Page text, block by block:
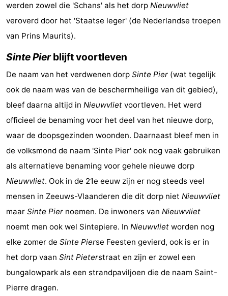
Zwinhoeve
Last
&
doen
Bezienswaardigheden
-
Musea
-
Monumenten
-
Molens
-
Uitkijkpunten
Attracties
-
Rondvaarten
-
Speeltuinen
-
werden zowel die 'Schans' als het dorp Nieuwvliet
veroverd door het 'Staatse leger' (de Nederlandse troepen
van Prins Maurits).
Sinte Pierblijft voortleven
De naam van het verdwenen dorp Sinte Pier (wat tegelijk
ook de naam was van de beschermheilige van dit gebied),
bleef daarna altijd in Nieuwvliet voortleven. Het werd
officieel de benaming voor het deel van het nieuwe dorp,
waar de doopsgezinden woonden. Daarnaast bleef men in
de volksmond de naam 'Sinte Pier' ook nog vaak gebruiken
als alternatieve benaming voor gehele nieuwe dorp
Nieuwvliet. Ook in de 21e eeuw zijn er nog steeds veel
mensen in Zeeuws-Vlaanderen die dit dorp niet Nieuwvliet
maar Sinte Pier noemen. De inwoners van Nieuwvliet
noemt men ook wel Sintepiere. In Nieuwvliet worden nog
elke zomer de Sinte Pierse Feesten gevierd, ook is er in
het dorp vaan Sint Pieterstraat en zijn er zowel een
bungalowpark als een strandpaviljoen die de naam Saint-
Pierre dragen.